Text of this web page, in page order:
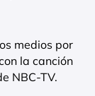
medios por
la canción
NBC-TV.